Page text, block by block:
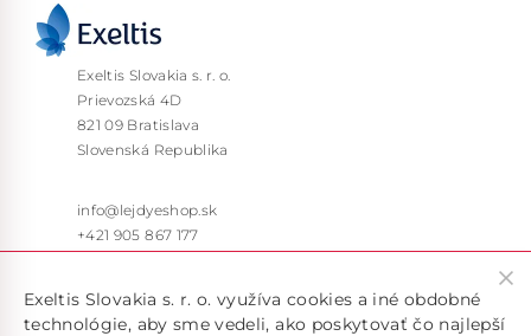
Exeltis Slovakia s. r. o.
Prievozská 4D
821 09 Bratislava
Slovenská Republika
info@lejdyeshop.sk
+421 905 867 177
Exeltis Slovakia s. r. o. využíva cookies a iné obdobné
technológie, aby sme vedeli, ako poskytovať čo najlepší